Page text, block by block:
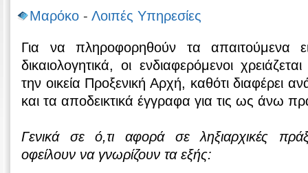
Μαρόκο - Λοιπές Υπηρεσίες
Για να πληροφορηθούν τα απαιτούμενα
δικαιολογητικά, οι ενδιαφερόμενοι
την οικεία Προξενική Αρχή, καθότι διαφέρει
και τα αποδεικτικά έγγραφα για τις ως άνω
Γενικά σε ό,τι αφορά σε ληξιαρχικές
οφείλουν να γνωρίζουν τα εξής: